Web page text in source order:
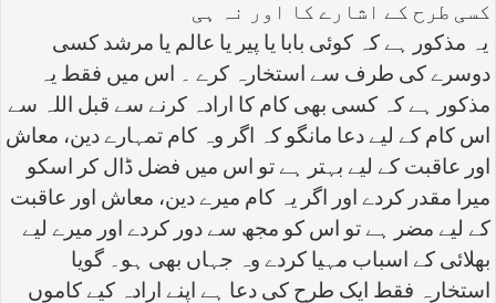
کسی طرح کے اشارے کا اور نہ ہی
یہ مذکور ہے کہ کوئی بابا یا پیر یا عالم یا مرشد کسی
دوسرے کی طرف سے استخارہ کرے ۔ اس میں فقط یہ
مذکور ہے کہ کسی بھی کام کا ارادہ کرنے سے قبل اللہ سے
اس کام کے لیے دعا مانگو کہ اگر وہ کام تمہارے دین، معاش
اور عاقبت کے لیے بہتر ہے تو اس میں فضل ڈال کر اسکو
میرا مقدر کردے اور اگر یہ کام میرے دین، معاش اور عاقبت
کے لیے مضر ہے تو اس کو مجھ سے دور کردے اور میرے لیے
بھلائی کے اسباب مہیا کردے وہ جہاں بھی ہو۔ گویا
استخارہ فقط ایک طرح کی دعا ہے اپنے ارادہ کیے کاموں